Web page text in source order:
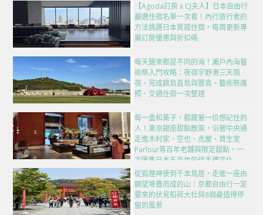
【Agoda訂房 x CJ夫人】日本自由行
嚴選住宿名單一次看！內行旅行者的
方法挑選日本質感住宿，每周更新專
屬訂房優惠與折扣碼
每天醒來都是不同的海！瀨戶內海藝
術祭入門攻略：夜宿宇野港三天兩
夜，完成跳島直島與豐島、藝術祭護
照、交通住宿一次整理
每一盒和菓子，都藏著一位想記住的
人！東京銀座甜點散策，沿著中央通
走進木村家、空也、虎屋、資生堂
Parlour等百年老舖與限定甜點，一
次匯集日本五百年的伴手禮文化
從狐狸神使到千本鳥居，走進一座由
願望堆疊而成的山｜京都自由行一定
要來的伏見稻荷大社與8個最值得停
留的風景